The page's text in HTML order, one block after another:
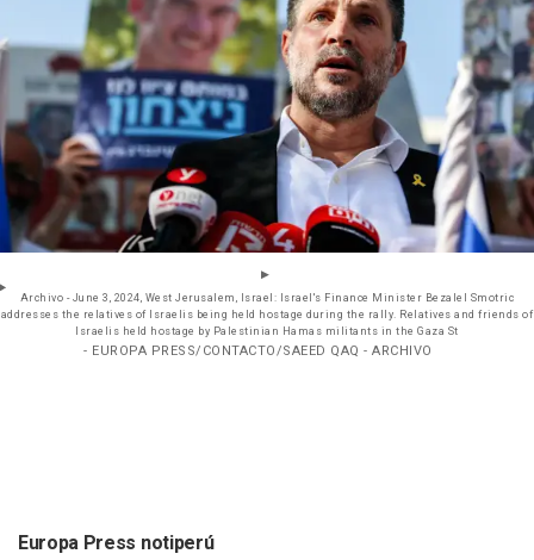
Archivo - June 3, 2024, West Jerusalem, Israel: Israel's Finance Minister Bezalel Smotric
addresses the relatives of Israelis being held hostage during the rally. Relatives and friends of
Israelis held hostage by Palestinian Hamas militants in the Gaza St
- EUROPA PRESS/CONTACTO/SAEED QAQ - ARCHIVO
Europa Press notiperú